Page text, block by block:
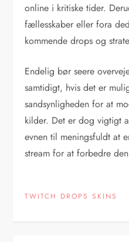
online i kritiske tider.
fællesskaber eller fora
kommende drops og
Endelig bør seere
samtidigt, hvis det er
sandsynligheden for at
kilder. Det er dog vigtigt
evnen til meningsfuldt at
stream for at forbedre
TWITCH DROPS SKINS